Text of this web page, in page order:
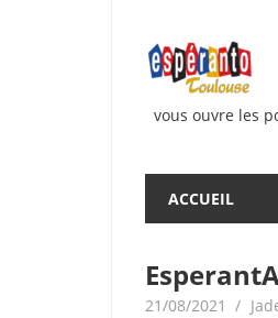
content
vous ouvre les
ACCUEIL
21/08/2021